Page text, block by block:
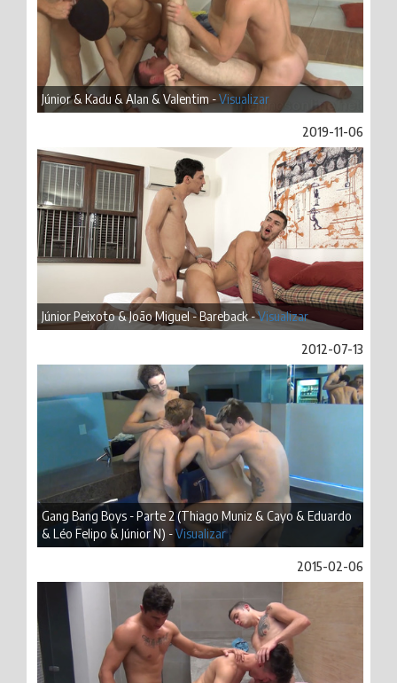
Júnior & Kadu & Alan & Valentim -Visualizar
2019-11-06
Júnior Peixoto & João Miguel - Bareback -Visualizar
2012-07-13
Gang Bang Boys - Parte 2 (Thiago Muniz & Cayo & Eduardo
& Léo Felipo & Júnior N) -Visualizar
2015-02-06